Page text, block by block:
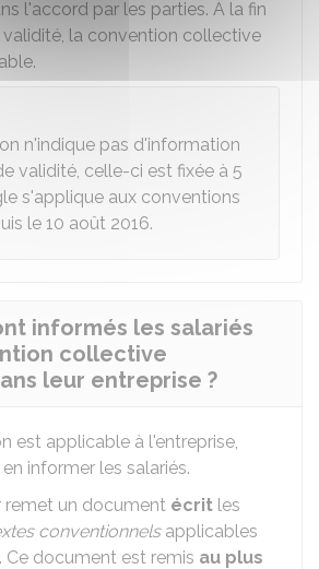
l'accord par les parties. À la fin
la convention collective
n'indique pas d'information
validité, celle-ci est fixée à 5
s'applique aux conventions
le 10 août 2016.
informés les salariés
collective
leur entreprise ?
est applicable à l'entreprise,
informer les salariés.
remet un document écrit les
conventionnelsapplicables
Ce document est remis au plus